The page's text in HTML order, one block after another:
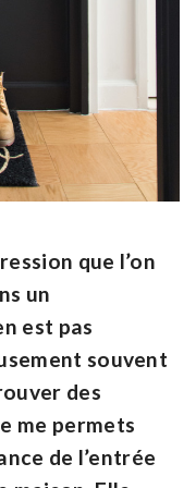
que l’on
un
est pas
souvent
des
me permets
de l’entrée